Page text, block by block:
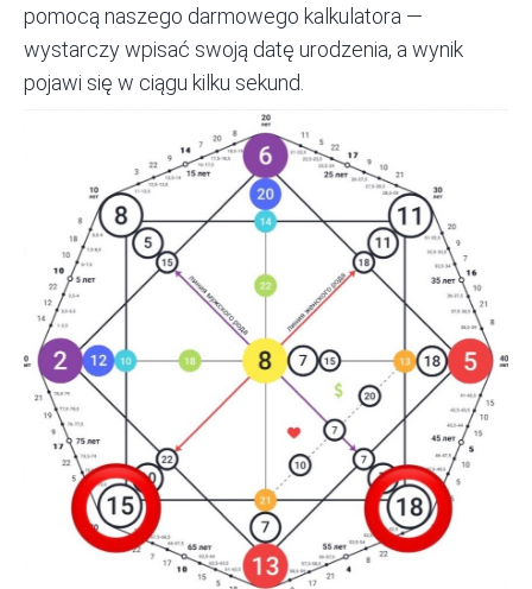
pomocąnaszego darmowego kalkulatora —
wystarczy wpisać swoją datę urodzenia, a wynik
pojawi się w ciągu kilku sekund.